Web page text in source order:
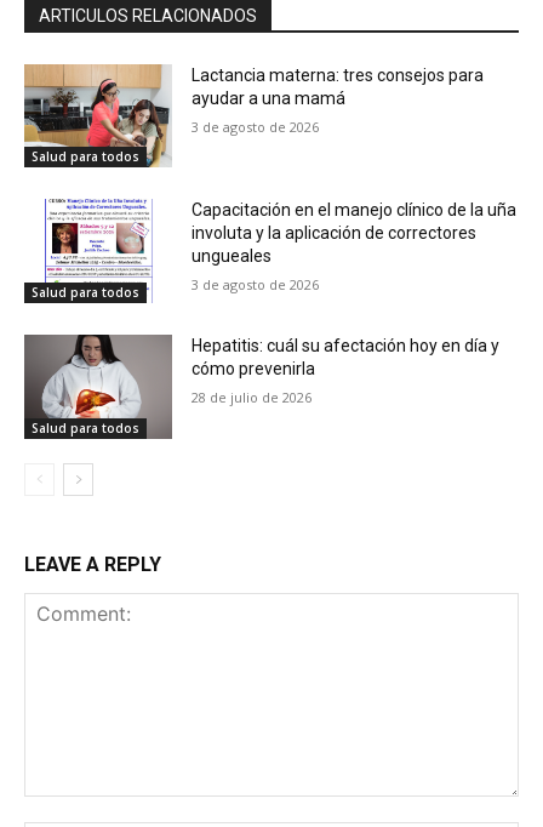
ARTICULOS RELACIONADOS
Salud para todos
Lactancia materna: tres consejos para
ayudar a una mamá
3 de agosto de 2026
Salud para todos
Capacitación en el manejo clínico de la uña
involuta y la aplicación de correctores
ungueales
3 de agosto de 2026
Salud para todos
Hepatitis: cuál su afectación hoy en día y
cómo prevenirla
28 de julio de 2026
LEAVE A REPLY